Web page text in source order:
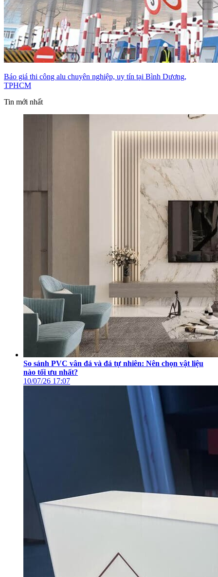
Báo giá thi công alu chuyên nghiệp, uy tín tại Bình Dương,
TPHCM
Tin mới nhất
So sánh PVC vân đá và đá tự nhiên: Nên chọn vật liệu
nào tối ưu nhất?
10/07/26 17:07